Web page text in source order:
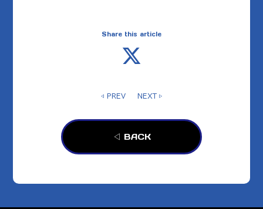
Share this article
◁ PREV NEXT ▷
◁ BACK